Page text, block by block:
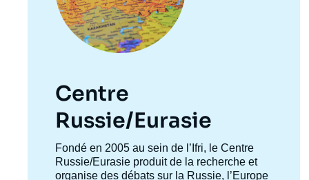
Centre
Russie/Eurasie
Accroche
centre
Fondé en 2005 au sein de l’Ifri, le Centre
Russie/Eurasie produit de la recherche et
organise des débats sur la Russie, l’Europe